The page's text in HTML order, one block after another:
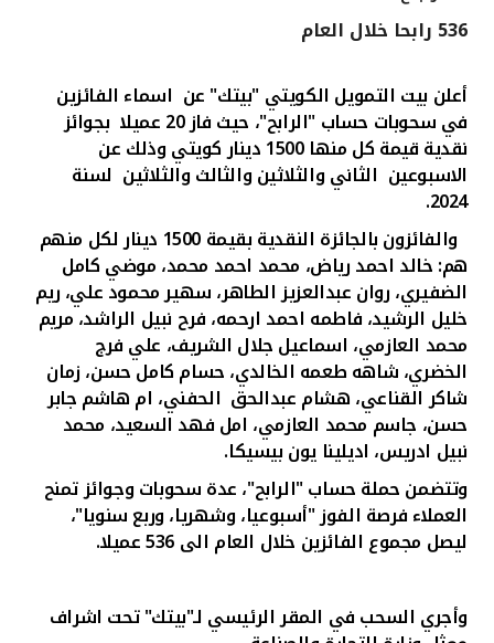
القنوات المصرفية
أدوات وخدمات
خدمات ما بعد البيع
اتصل بنا
مواقع الفروع وأجهزة الصرف الآلي
ألمانيا
ماليزيا
تركيا
مصر
المملكة المتحدة
536 رابحا خلال العام
أعلن بيت التمويل الكويتي "بيتك" عن اسماء الفائزين
في سحوبات حساب "الرابح"، حيث فاز20عميلا بجوائز
نقدية قيمة كل منها 1500 دينار كويتي وذلك عن
الاسبوعين الثاني والثلاثين والثالث والثلاثين لسنة
2024
.
والفائزون بالجائزة النقدية بقيمة 1500 دينار لكل منهم
هم:خالد احمد رياض، محمد احمد محمد، موضي كامل
الضفيري، روان عبدالعزيز الطاهر، سهير محمود علي، ريم
خليل الرشيد، فاطمه احمد ارحمه، فرح نبيل الراشد، مريم
محمد العازمي، اسماعيل جلال الشريف، علي فرج
الخضري، شاهه طعمه الخالدي، حسام كامل حسن، زمان
شاكر القناعي، هشام عبدالحق الحفني، ام هاشم جابر
حسن، جاسم محمد العازمي، امل فهد السعيد، محمد
نبيل ادريس، اديلينا يون بيسيكا.
وتتضمن حملة حساب "الرابح"، عدة سحوبات وجوائز تمنح
العملاء فرصة الفوز "أسبوعيا، وشهريا، وربع سنويا"،
ليصل مجموع الفائزين خلال العام الى 536 عميلا.
وأجري السحب في المقر الرئيسي لـ"بيتك" تحت اشراف